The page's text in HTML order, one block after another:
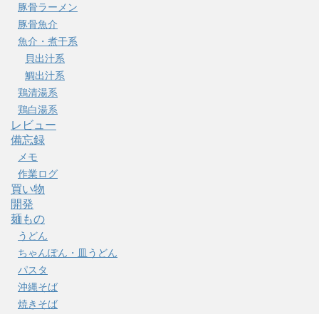
豚骨ラーメン
豚骨魚介
魚介・煮干系
貝出汁系
鯛出汁系
鶏清湯系
鶏白湯系
レビュー
備忘録
メモ
作業ログ
買い物
開発
麺もの
うどん
ちゃんぽん・皿うどん
パスタ
沖縄そば
焼きそば